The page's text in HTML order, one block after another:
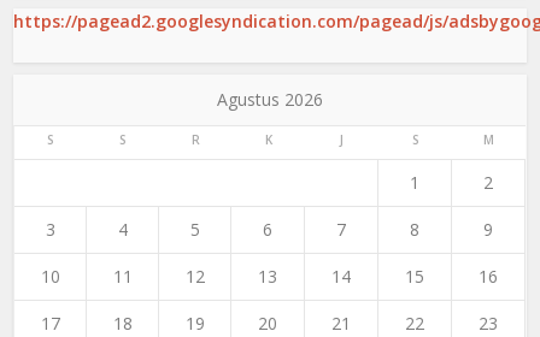
https://pagead2.googlesyndication.com/pagead/js/
Agustus 2026
S S R K J S M
1 2
3 4 5 6 7 8 9
10 11 12 13 14 15 16
17 18 19 20 21 22 23